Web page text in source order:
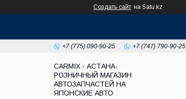
Создать сайт на Satu.kz
+7 (775) 090-90-25 +7 (747) 790-90-25
СARMIX - АСТАНА-
РОЗНИЧНЫЙ МАГАЗИН
АВТОЗАПЧАСТЕЙ НА
ЯПОНСКИЕ АВТО